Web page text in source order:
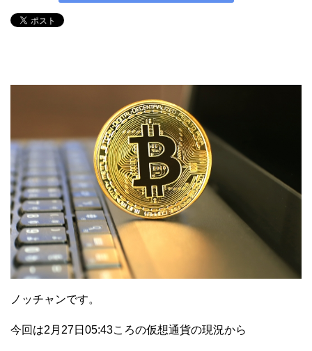
ノッチャンです。
今回は2月27日05:43ころの仮想通貨の現況から